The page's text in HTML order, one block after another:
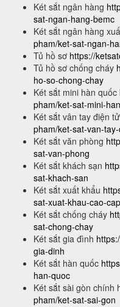
Két sắt ngân hàng
sat-ngan-hang-bemc
Két sắt ngân hàng
pham/ket-sat-ngan-
Tủ hồ sơ https://
Tủ hồ sơ chống cháy
ho-so-chong-chay
Két sắt mini hàn quốc
pham/ket-sat-mini-
Két sắt vân tay điện tử
pham/ket-sat-van-
Két sắt văn phòng
sat-van-phong
Két sắt khách sạn
sat-khach-san
Két sắt xuất khẩu
sat-xuat-khau-cao-cap
Két sắt chống cháy
sat-chong-chay
Két sắt gia đình
gia-dinh
Két sắt hàn quốc
han-quoc
Két sắt sài gòn chính
pham/ket-sat-sai-gon